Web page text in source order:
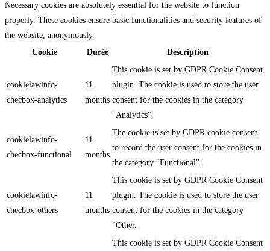
Necessary cookies are absolutely essential for the website to function
properly. These cookies ensure basic functionalities and security features of
the website, anonymously.
Cookie
Durée Description
cookielawinfo-
checbox-analytics
11
months
This cookie is set by GDPR Cookie Consent
plugin. The cookie is used to store the user
consent for the cookies in the category
"Analytics".
cookielawinfo-
checbox-functional
11
months
The cookie is set by GDPR cookie consent
to record the user consent for the cookies in
the category "Functional".
cookielawinfo-
checbox-others
11
months
This cookie is set by GDPR Cookie Consent
plugin. The cookie is used to store the user
consent for the cookies in the category
"Other.
This cookie is set by GDPR Cookie Consent